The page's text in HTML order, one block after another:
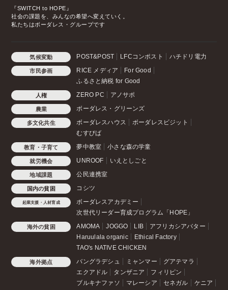
『SWITCH to HOPE』
社会の課題を、みんなの希望へ変えていく。
私たちはボーダレス・グループです
気候変動 POST&POST LFCコンポスト ハチドリ電力
市民参画 RICE メディア
For Good
ふるさと納税 for Good
人権 ZERO PC アノサポ
農業 ボーダレス・グリーンズ
多文化共生 ボーダレスハウス
ボーダレスビジット
むすびば
教育・子育て 夢中教室 小さな森の学童
就労機会 UNROOF いえとしごと
地域課題 公民連携室
国内の貧困 コシツ
起業支援・人材育成
ボーダレスアカデミー
次世代リーダー育成プログラム「HOPE」
海外の貧困 AMOMA JOGGO LIB
アフリカシアバター
Haruulala organic
Ethical Factory
TAO's NATIVE CHICKEN
海外拠点 バングラデシュ ミャンマー
グアテマラ
エクアドル
タンザニア
フィリピン
ブルキナファソ
マレーシア セネガル ケニア